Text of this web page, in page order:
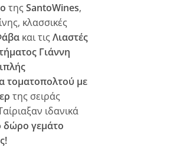
τηςSantoWines,
κλασσικές
και τιςΛιαστές
Γιάννη
τοματοπολτού με
της σειράς
ιδανικά
δώρο γεμάτο